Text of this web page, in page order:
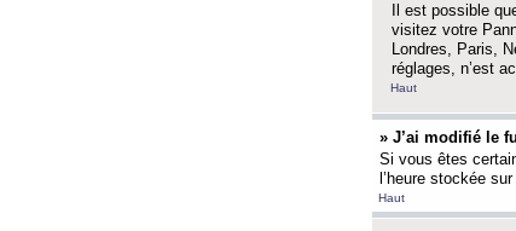
Il est possible
visitez votre
Londres, Paris,
réglages, n’est
Haut
» J’ai modifié le
Si vous êtes
l’heure stockée
Haut